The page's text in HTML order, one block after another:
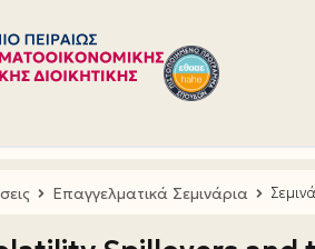
Επαγγελματικά Σεμινάρια